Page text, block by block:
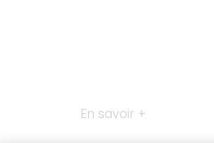
En savoir +